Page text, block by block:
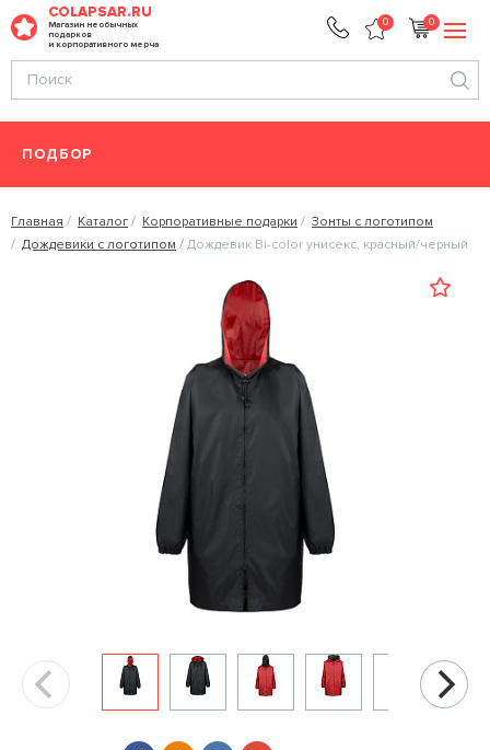
COLAPSAR.RU
Магазин необычных
подарков
и корпоративного мерча
0 0
ПОДБОР
Главная Каталог Корпоративные подарки
Зонты с логотипом
Дождевики с логотипом
Дождевик Bi-color унисекс, красный/черный